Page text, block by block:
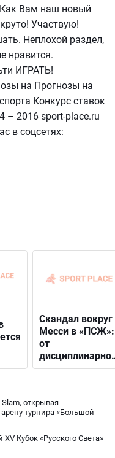
Вам наш новый
Участвую!
Неплохой раздел,
нравится.
ИГРАТЬ!
на Прогнозы на
Конкурс ставок
– 2016 sport-place.ru
в соцсетях:
Скандал вокруг
Месси в «ПСЖ»:
от
решения до
фанатами
Slam, открывая
турнира «Большой
Кубок «Русского Света»